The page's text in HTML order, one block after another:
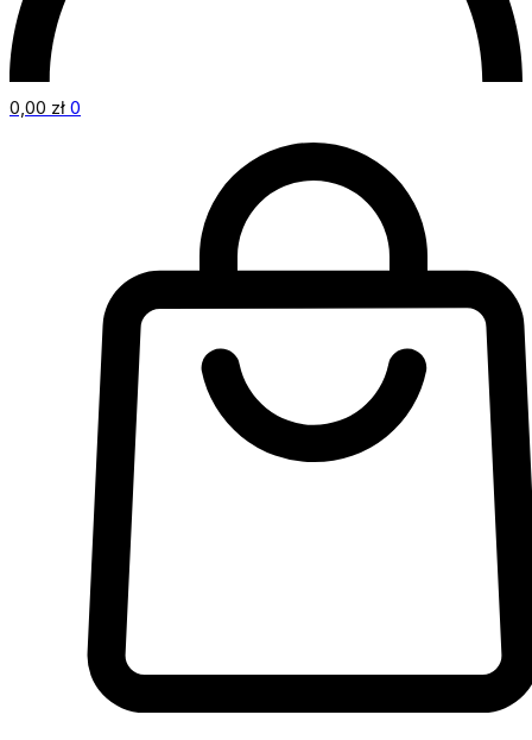
0,00 zł 0